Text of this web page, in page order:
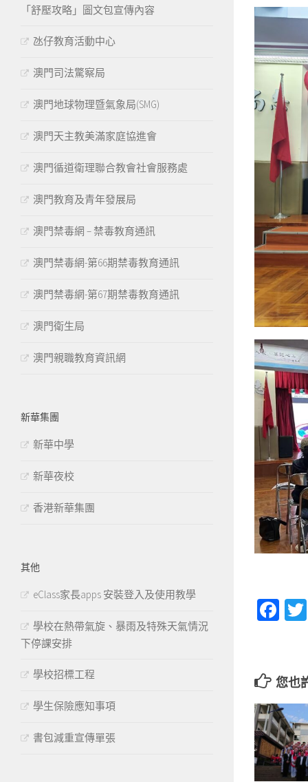
您也
「舒壓攻略」圖文包宣傳內容
氹仔教育活動中心
澳門司法驚察局
澳門地球物理暨氣象局(SMG)
澳門天主教美滿家庭協進會
澳門循道衛理聯合教會社會服務處
澳門教育及青年發展局
澳門禁毒網 – 禁毒教育通訊
澳門禁毒網-第66期禁毒教育通訊
澳門禁毒網-第67期禁毒教育通訊
澳門衛生局
澳門親職教育資訊網
新華集團
新華中學
新華夜校
香港新華集團
其他
eClass家長apps 安裝登入及使用教學
學校在熱帶氣旋、暴雨及特殊天氣情況
下停課安排
學校招標工程
學生保險應知事項
書包減重宣傳單張